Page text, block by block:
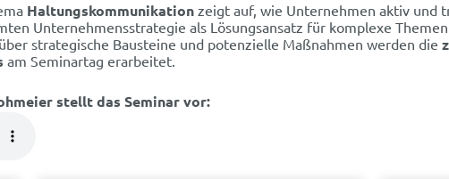
Haltungskommunikation zeigt auf, wie Unternehmen aktiv und
Unternehmensstrategie als Lösungsansatz für komplexe
strategische Bausteine und potenzielle Maßnahmen werden die
am Seminartag erarbeitet.
stellt das Seminar vor: